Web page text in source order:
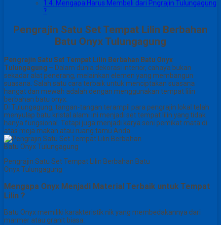
1.4. Mengapa Harus Membeli dari Pngrajin Tulungagung
?
Pengrajin Satu Set Tempat Lilin Berbahan
Batu Onyx Tulungagung
Pengrajin Satu Set Tempat Lilin Berbahan Batu Onyx
Tulungagung – Dalam dunia dekorasi interior, cahaya bukan
sekadar alat penerang, melainkan elemen yang membangun
suasana. Salah satu cara terbaik untuk menciptakan suasana
hangat dan mewah adalah dengan menggunakan tempat lilin
berbahan batu onyx.
Di Tulungagung, tangan-tangan terampil para pengrajin lokal telah
menyulap batu kristal alami ini menjadi set tempat lilin yang tidak
hanya fungsional. Tetapi juga menjadi karya seni pemikat mata di
atas meja makan atau ruang tamu Anda.
Pengrajin Satu Set Tempat Lilin Berbahan Batu
Onyx Tulungagung
Mengapa Onyx Menjadi Material Terbaik untuk Tempat
Lilin ?
Batu Onyx memiliki karakteristik nik yang membedakannya dari
marmer atau granit biasa: